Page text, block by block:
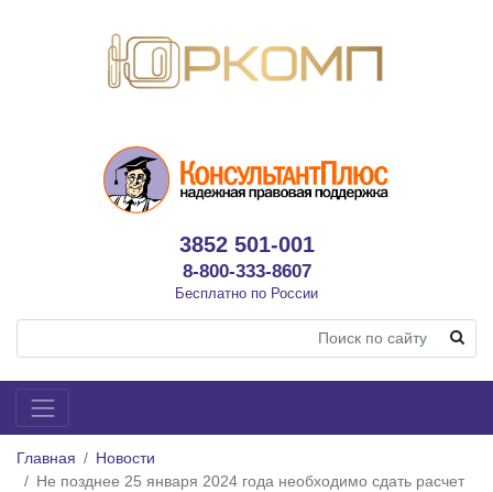
3852 501-001
8-800-333-8607
Бесплатно по России
Главная
Новости
Не позднее 25 января 2024 года необходимо сдать расчет